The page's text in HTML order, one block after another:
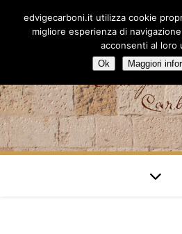
edvigecarboni.it utilizza cookie
migliore esperienza di
acconsenti al loro
Ok Maggiori